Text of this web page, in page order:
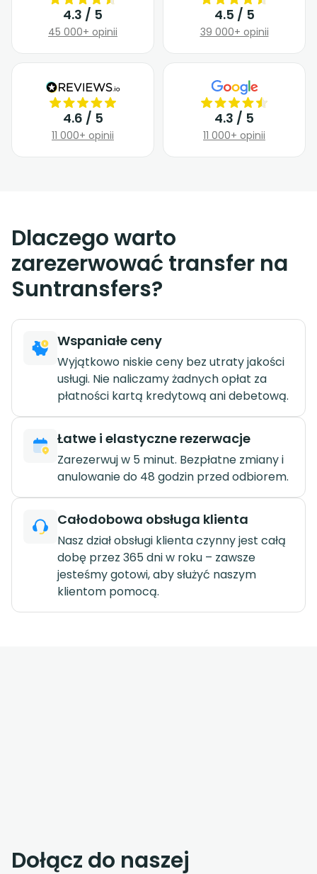
4.3 / 5
45 000+ opinii
4.5 / 5
39 000+ opinii
4.6 / 5
11 000+ opinii
4.3 / 5
11 000+ opinii
Dlaczego warto
zarezerwować transfer na
Suntransfers?
Wspaniałe ceny
Wyjątkowo niskie ceny bez utraty jakości
usługi. Nie naliczamy żadnych opłat za
płatności kartą kredytową ani debetową.
Łatwe i elastyczne rezerwacje
Zarezerwuj w 5 minut. Bezpłatne zmiany i
anulowanie do 48 godzin przed odbiorem.
Całodobowa obsługa klienta
Nasz dział obsługi klienta czynny jest całą
dobę przez 365 dni w roku – zawsze
jesteśmy gotowi, aby służyć naszym
klientom pomocą.
Dołącz do naszej